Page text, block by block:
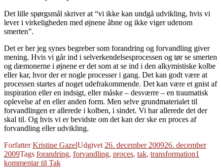
Det lille spørgsmål skriver at “vi ikke kan undgå udvikling, hvis vi
lever i virkeligheden med øjnene åbne og ikke viger udenom
smerten”.
Det er her jeg synes begreber som forandring og forvandling giver
mening. Hvis vi går ind i selverkendelsesprocessen og tør se smerten
og dæmonerne i øjnene er det som at se ind i den alkymistiske kolbe
eller kar, hvor der er nogle processer i gang. Det kan godt være at
processen startes af noget udefrakommende. Det kan være et gnist af
inspiration eller en indsigt, eller måske – desværre – en traumatisk
oplevelse af en eller anden form. Men selve grundmaterialet til
forvandlingen er allerede i kolben, i sindet. Vi har allerede det der
skal til. Og hvis vi er bevidste om det kan der ske en proces af
forvandling eller udvikling.
ForfatterKristine GazelUdgivet 26. december 200926. december
2009Tags forandring, forvandling, proces, tak, transformation1
kommentartil Tak